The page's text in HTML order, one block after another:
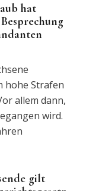
hat
hohe Strafen
allem dann,
wird.
gilt